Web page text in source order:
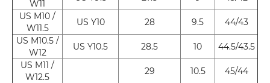
W11
US M10 /
W11.5
US Y10 28 9.5
44/43
US M10.5 /
W12
US Y10.5 28.5 10
44.5/43.5
US M11 /
W12.5
29 10.5
45/44